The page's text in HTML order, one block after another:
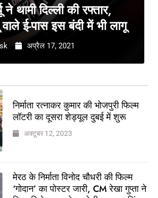
निर्माता रत्नाकर कुमार की भोजपुरी फिल्म
लॉटरी का दूसरा शेड्यूल दुबई में शुरू
अक्टूबर 12, 2023
मेरठ के निर्माता विनोद चौधरी की फिल्म
‘गोदान’ का पोस्टर जारी, CM रेखा गुप्ता ने
थामी दिल्ली की रफ्तार,
ई-पास इस बंदी में भी लागू
अप्रैल 17, 2021